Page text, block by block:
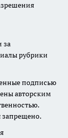
за
рубрики
подписью
авторским
запрещено.